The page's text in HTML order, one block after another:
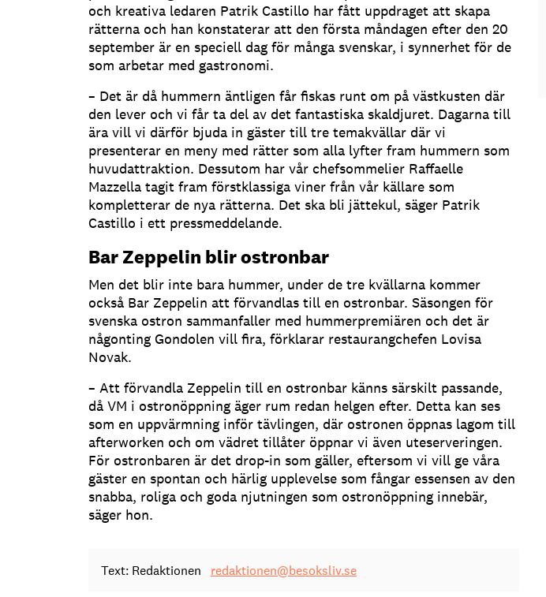
och kreativa ledaren Patrik Castillo har fått uppdraget att skapa
rätterna och han konstaterar att den första måndagen efter den 20
september är en speciell dag för många svenskar, i synnerhet för de
som arbetar med gastronomi.
– Det är då hummern äntligen får fiskas runt om på västkusten där
den lever och vi får ta del av det fantastiska skaldjuret. Dagarna till
ära vill vi därför bjuda in gäster till tre temakvällar där vi
presenterar en meny med rätter som alla lyfter fram hummern som
huvudattraktion. Dessutom har vår chefsommelier Raffaelle
Mazzella tagit fram förstklassiga viner från vår källare som
kompletterar de nya rätterna. Det ska bli jättekul, säger Patrik
Castillo i ett pressmeddelande.
Bar Zeppelin blir ostronbar
Men det blir inte bara hummer, under de tre kvällarna kommer
också Bar Zeppelin att förvandlas till en ostronbar. Säsongen för
svenska ostron sammanfaller med hummerpremiären och det är
någonting Gondolen vill fira, förklarar restaurangchefen Lovisa
Novak.
– Att förvandla Zeppelin till en ostronbar känns särskilt passande,
då VM i ostronöppning äger rum redan helgen efter. Detta kan ses
som en uppvärmning inför tävlingen, där ostronen öppnas lagom till
afterworken och om vädret tillåter öppnar vi även uteserveringen.
För ostronbaren är det drop-in som gäller, eftersom vi vill ge våra
gäster en spontan och härlig upplevelse som fångar essensen av den
snabba, roliga och goda njutningen som ostronöppning innebär,
säger hon.
Text: Redaktionen redaktionen@besoksliv.se